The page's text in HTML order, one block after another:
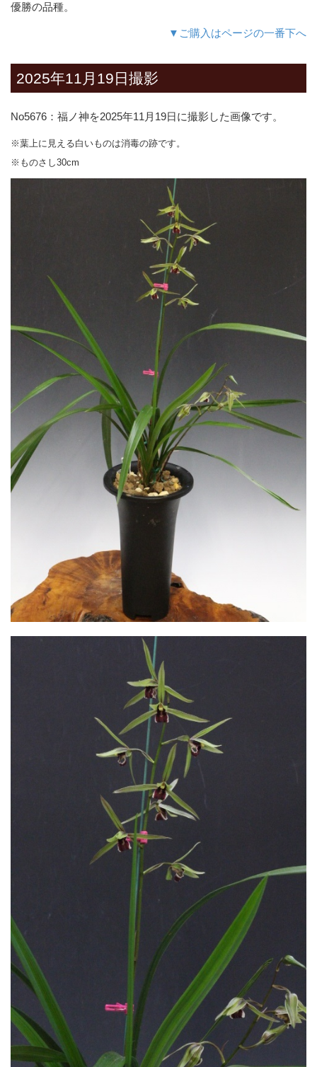
優勝の品種。
▼ご購入はページの一番下へ
2025年11月19日撮影
No5676：福ノ神を2025年11月19日に撮影した画像です。
※葉上に見える白いものは消毒の跡です。
※ものさし30cm